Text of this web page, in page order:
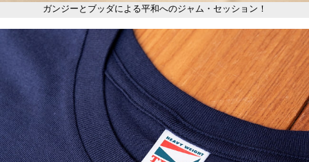
ガンジーとブッダによる平和へのジャム・セッション！